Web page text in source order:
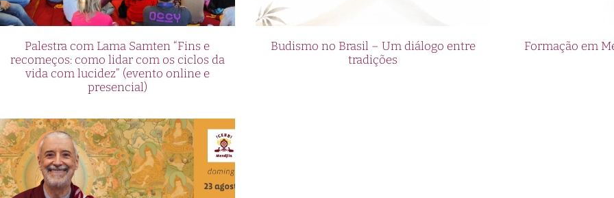
Palestra com Lama Samten “Fins e
recomeços: como lidar com os ciclos da
vida com lucidez” (evento online e
presencial)
Budismo no Brasil – Um diálogo entre
tradições
Formação em